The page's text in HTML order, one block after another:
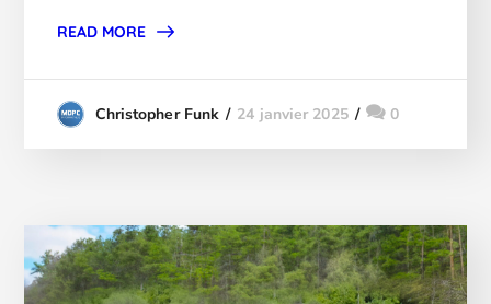
READ MORE
Christopher Funk 24 janvier 2025 0